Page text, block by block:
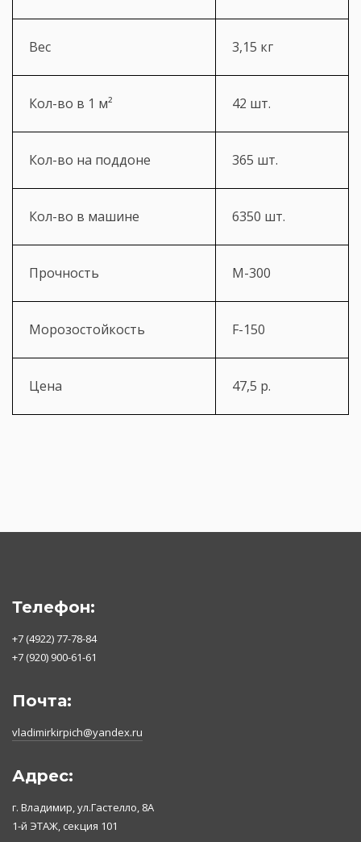
Вес 3,15 кг
Кол-во в 1 м² 42 шт.
Кол-во на поддоне 365 шт.
Кол-во в машине 6350 шт.
Прочность М-300
Морозостойкость F-150
Цена 47,5 р.
Телефон:
+7 (4922) 77-78-84
+7 (920) 900-61-61
Почта:
vladimirkirpich@yandex.ru
Адрес:
г. Владимир, ул.Гастелло, 8А
1-й ЭТАЖ, секция 101